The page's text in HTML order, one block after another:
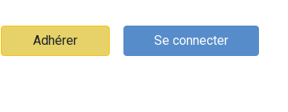
Adhérer Se connecter